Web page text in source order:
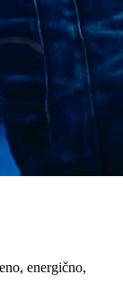
energično,